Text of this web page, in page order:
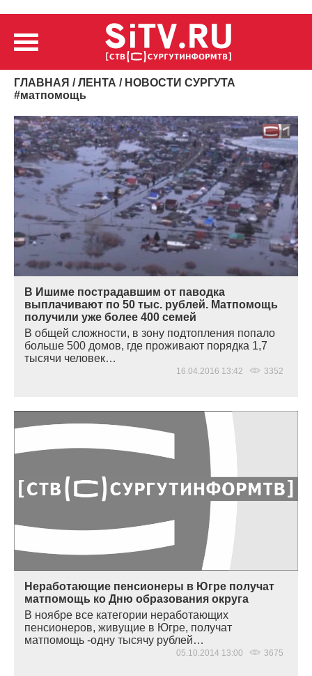
ГЛАВНАЯ /ЛЕНТА / НОВОСТИ СУРГУТА
#матпомощь
В Ишиме пострадавшим от паводка
выплачивают по 50 тыс. рублей. Матпомощь
получили уже более 400 семей
В общей сложности, в зону подтопления попало
больше 500 домов, где проживают порядка 1,7
тысячи человек…
16.04.2016 13:42 3352
Неработающие пенсионеры в Югре получат
матпомощь ко Дню образования округа
В ноябре все категории неработающих
пенсионеров, живущие в Югре, получат
матпомощь -одну тысячу рублей…
05.10.2014 13:00 3675